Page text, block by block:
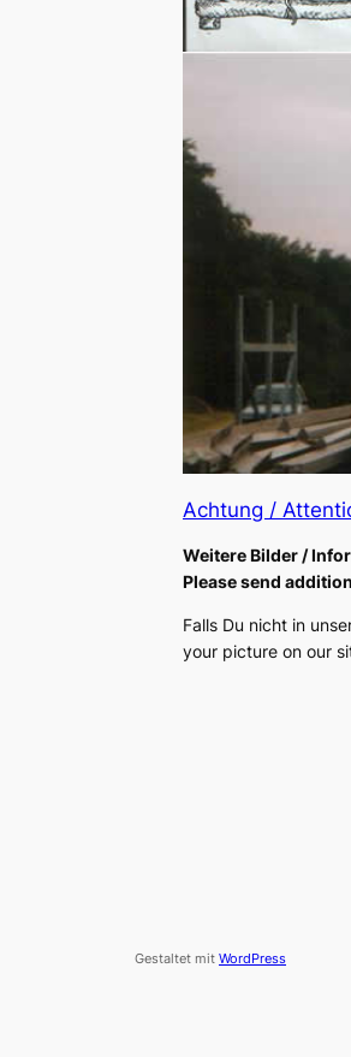
Achtung /
Weitere Bilder /
Please send
Falls Du nicht in
your picture on our
Gestaltet mit WordPress